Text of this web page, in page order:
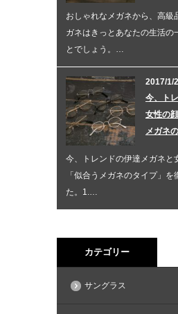
おしゃれなメガネから、高級
ガネはきっとあなたの生活の
とでしょう。…
2017/1/
今、ト
女性の
メガネ
今、トレンドの伊達メガネと
「似合うメガネのタイプ」
た。1.…
カテゴリー
サングラス